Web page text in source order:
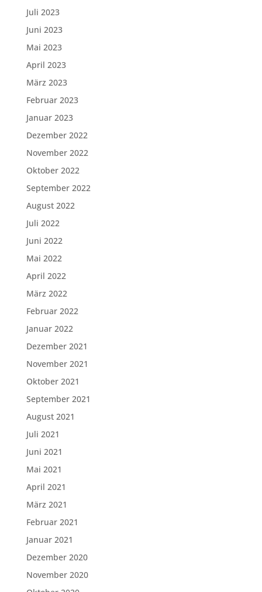
Juli 2023
Juni 2023
Mai 2023
April 2023
März 2023
Februar 2023
Januar 2023
Dezember 2022
November 2022
Oktober 2022
September 2022
August 2022
Juli 2022
Juni 2022
Mai 2022
April 2022
März 2022
Februar 2022
Januar 2022
Dezember 2021
November 2021
Oktober 2021
September 2021
August 2021
Juli 2021
Juni 2021
Mai 2021
April 2021
März 2021
Februar 2021
Januar 2021
Dezember 2020
November 2020